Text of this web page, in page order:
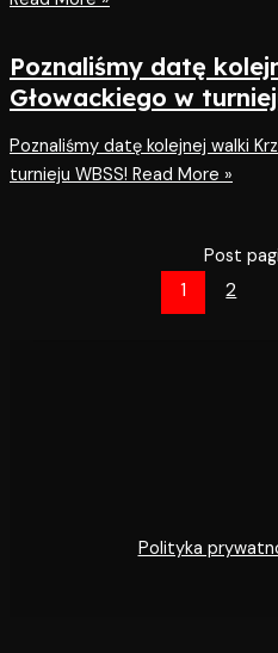
Poznaliśmy datę
Głowackiego w
Poznaliśmy datę kolejnej walki
turnieju WBSS! Read More »
Post
1 2
Polityka